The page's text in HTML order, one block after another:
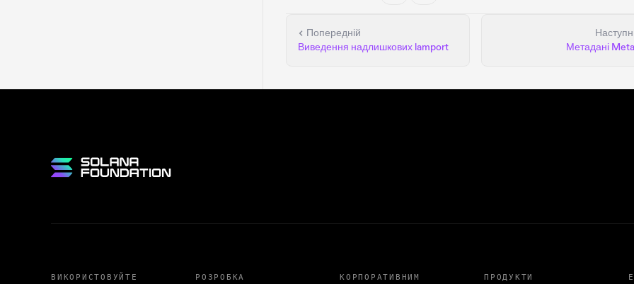
Попередній
Виведення надлишкових lamport
Метадані
ВИКОРИСТОВУЙТЕ
РОЗРОБКА
КОРПОРАТИВНИМ
ПРОДУКТИ